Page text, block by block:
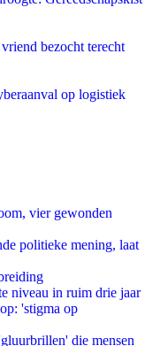
bezocht terecht
op logistiek
vier gewonden
politieke mening, laat
niveau in ruim drie jaar
'stigma op
die mensen